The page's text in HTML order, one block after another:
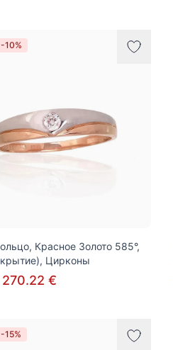
10%
Красное Золото 585°,
Цирконы
270.22 €
15%